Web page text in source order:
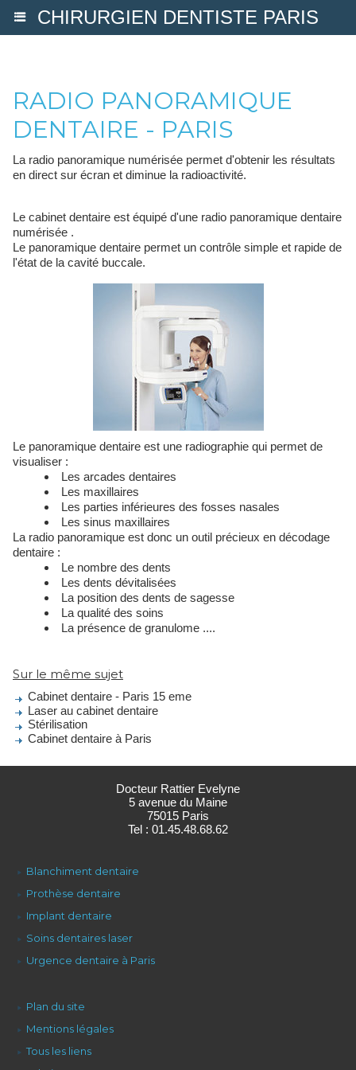
CHIRURGIEN DENTISTE PARIS
RADIO PANORAMIQUE
DENTAIRE - PARIS
La radio panoramique numérisée permet d'obtenir les résultats
en direct sur écran et diminue la radioactivité.
Le cabinet dentaire est équipé d'une radio panoramique dentaire
numérisée .
Le panoramique dentaire permet un contrôle simple et rapide de
l'état de la cavité buccale.
Le panoramique dentaire est une radiographie qui permet de
visualiser :
Les arcades dentaires
Les maxillaires
Les parties inférieures des fosses nasales
Les sinus maxillaires
La radio panoramique est donc un outil précieux en décodage
dentaire :
Le nombre des dents
Les dents dévitalisées
La position des dents de sagesse
La qualité des soins
La présence de granulome ....
Sur le même sujet
Cabinet dentaire - Paris 15 eme
Laser au cabinet dentaire
Stérilisation
Cabinet dentaire à Paris
Docteur Rattier Evelyne
5 avenue du Maine
75015 Paris
Tel : 01.45.48.68.62
Blanchiment dentaire
Prothèse dentaire
Implant dentaire
Soins dentaires laser
Urgence dentaire à Paris
Plan du site
Mentions légales
Tous les liens